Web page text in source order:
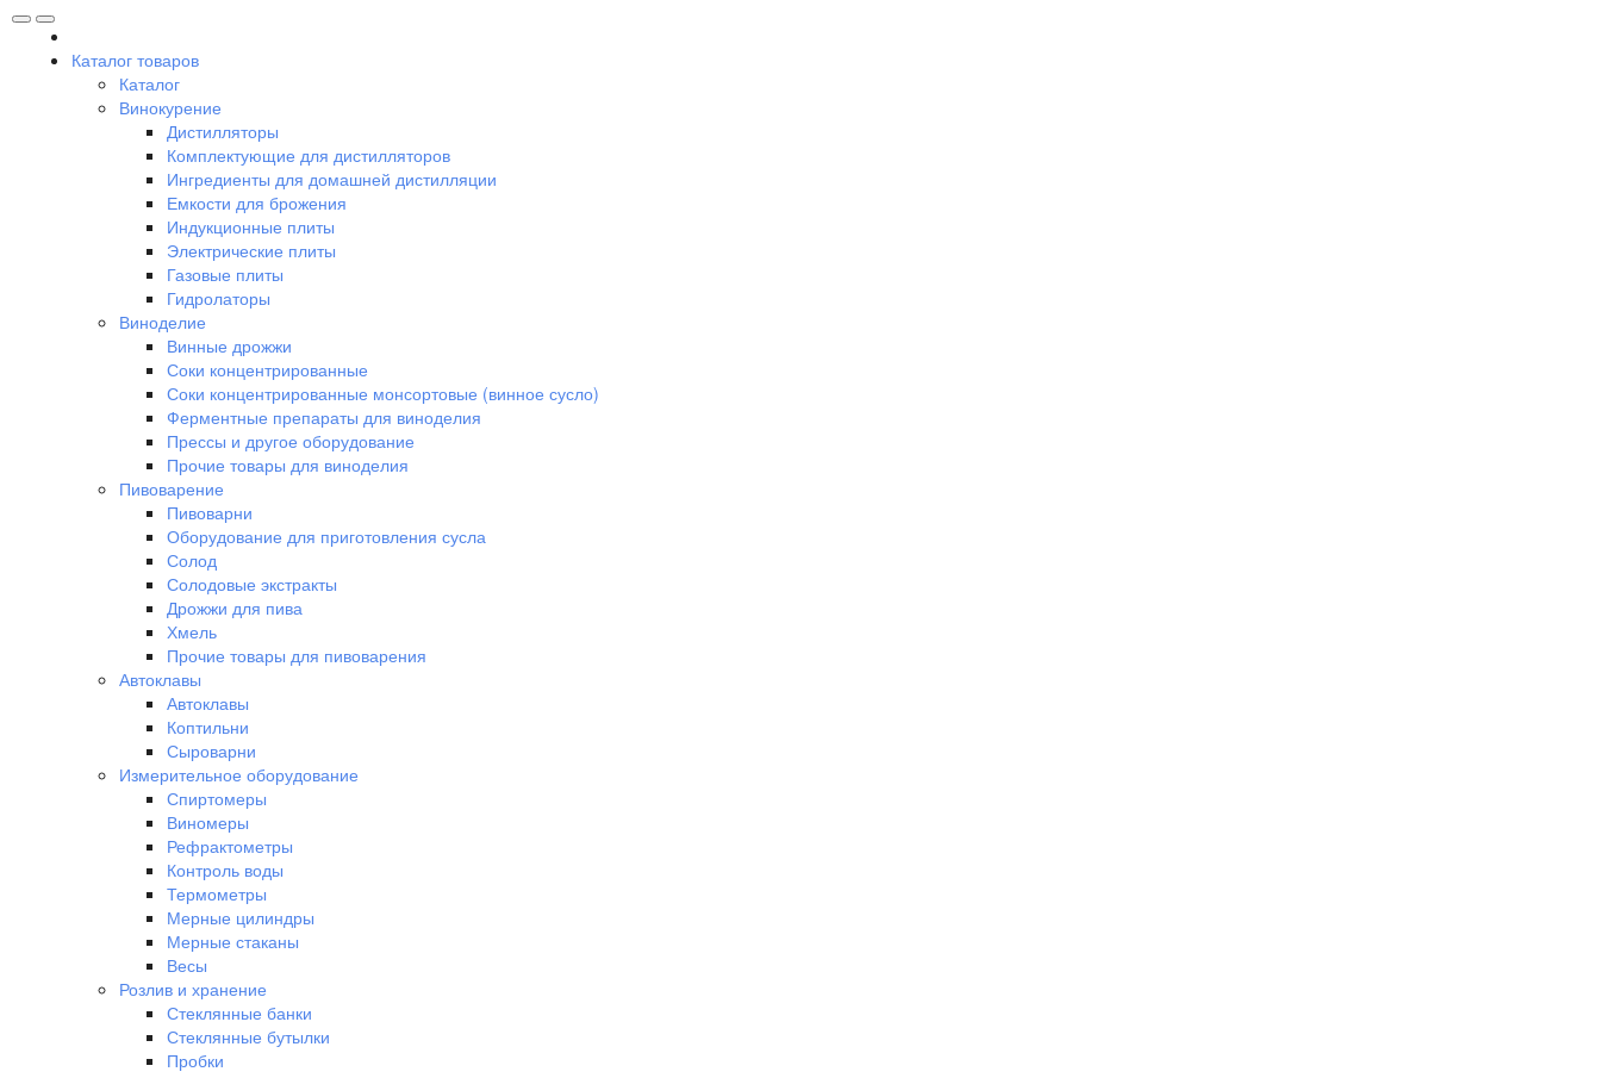
Каталог товаров
Каталог
Винокурение
Дистилляторы
Комплектующие для дистилляторов
Ингредиенты для домашней дистилляции
Емкости для брожения
Индукционные плиты
Электрические плиты
Газовые плиты
Гидролаторы
Виноделие
Винные дрожжи
Соки концентрированные
Соки концентрированные монсортовые (винное сусло)
Ферментные препараты для виноделия
Прессы и другое оборудование
Прочие товары для виноделия
Пивоварение
Пивоварни
Оборудование для приготовления сусла
Солод
Солодовые экстракты
Дрожжи для пива
Хмель
Прочие товары для пивоварения
Автоклавы
Автоклавы
Коптильни
Сыроварни
Измерительное оборудование
Спиртомеры
Виномеры
Рефрактометры
Контроль воды
Термометры
Мерные цилиндры
Мерные стаканы
Весы
Розлив и хранение
Стеклянные банки
Стеклянные бутылки
Пробки